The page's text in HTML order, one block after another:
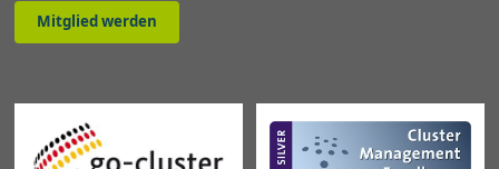
Mitglied werden